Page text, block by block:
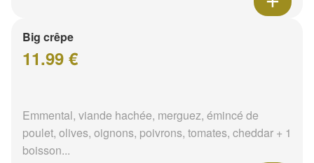
Big crêpe
11.99 €
Emmental, viande hachée, merguez, émincé de
poulet, olives, oignons, poivrons, tomates, cheddar + 1
boisson...